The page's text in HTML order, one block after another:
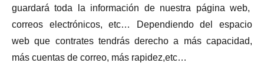
guardará toda la información de nuestra página web,
correos electrónicos, etc… Dependiendo del espacio
web que contrates tendrás derecho a más capacidad,
más cuentas de correo, más rapidez,etc…